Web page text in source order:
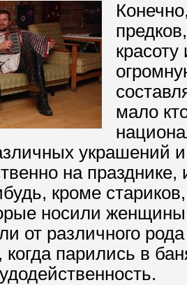
мало
украшений
на
кроме
носили
от различного
парились в